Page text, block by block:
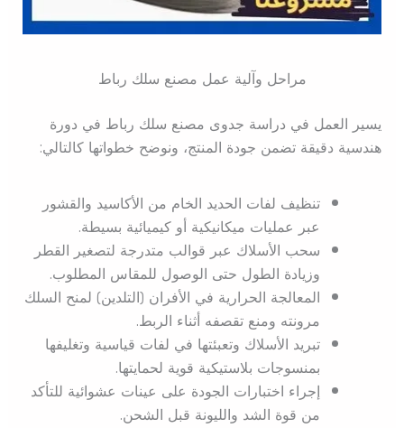
مراحل وآلية عمل مصنع سلك رباط
يسير العمل في دراسة جدوى مصنع سلك رباط في دورة
هندسية دقيقة تضمن جودة المنتج، ونوضح خطواتها كالتالي:
تنظيف لفات الحديد الخام من الأكاسيد والقشور
عبر عمليات ميكانيكية أو كيميائية بسيطة.
سحب الأسلاك عبر قوالب متدرجة لتصغير القطر
وزيادة الطول حتى الوصول للمقاس المطلوب.
المعالجة الحرارية في الأفران (التلدين) لمنح السلك
مرونته ومنع تقصفه أثناء الربط.
تبريد الأسلاك وتعبئتها في لفات قياسية وتغليفها
بمنسوجات بلاستيكية قوية لحمايتها.
إجراء اختبارات الجودة على عينات عشوائية للتأكد
من قوة الشد والليونة قبل الشحن.